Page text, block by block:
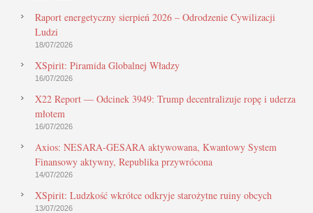
Raport energetyczny sierpień 2026 – Odrodzenie Cywilizacji
Ludzi
18/07/2026
XSpirit: Piramida Globalnej Władzy
16/07/2026
X22 Report — Odcinek 3949: Trump decentralizuje ropę i uderza
młotem
16/07/2026
Axios: NESARA-GESARA aktywowana, Kwantowy System
Finansowy aktywny, Republika przywrócona
14/07/2026
XSpirit: Ludzkość wkrótce odkryje starożytne ruiny obcych
13/07/2026